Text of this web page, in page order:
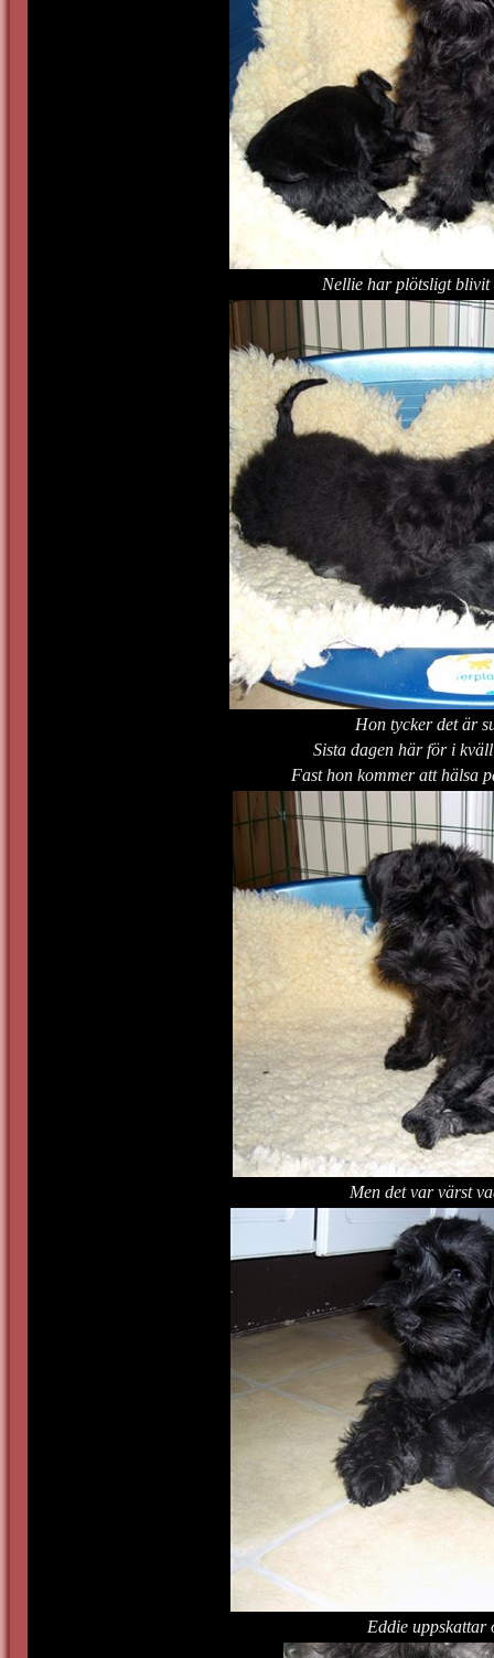
Nellie har plötsligt
Hon tycker det är
Sista dagen här för i
Fast hon kommer att hälsa
Men det var värst
Eddie uppskattar